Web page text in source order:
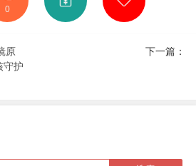
0
原
守护
下一篇：